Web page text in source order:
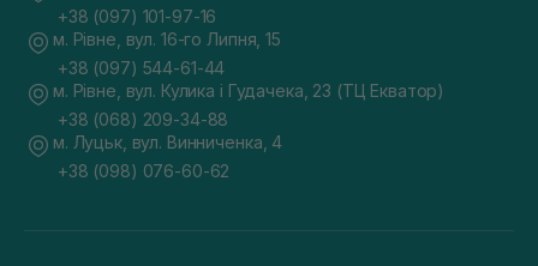
+38 (097) 101-97-16
м. Рівне, вул. 16-го Липня, 15
+38 (097) 544-61-44
м. Рівне, вул. Кулика і Гудачека, 23 (ТЦ Екватор)
+38 (068) 209-34-88
м. Луцьк, вул. Винниченка, 4
+38 (098) 076-60-62